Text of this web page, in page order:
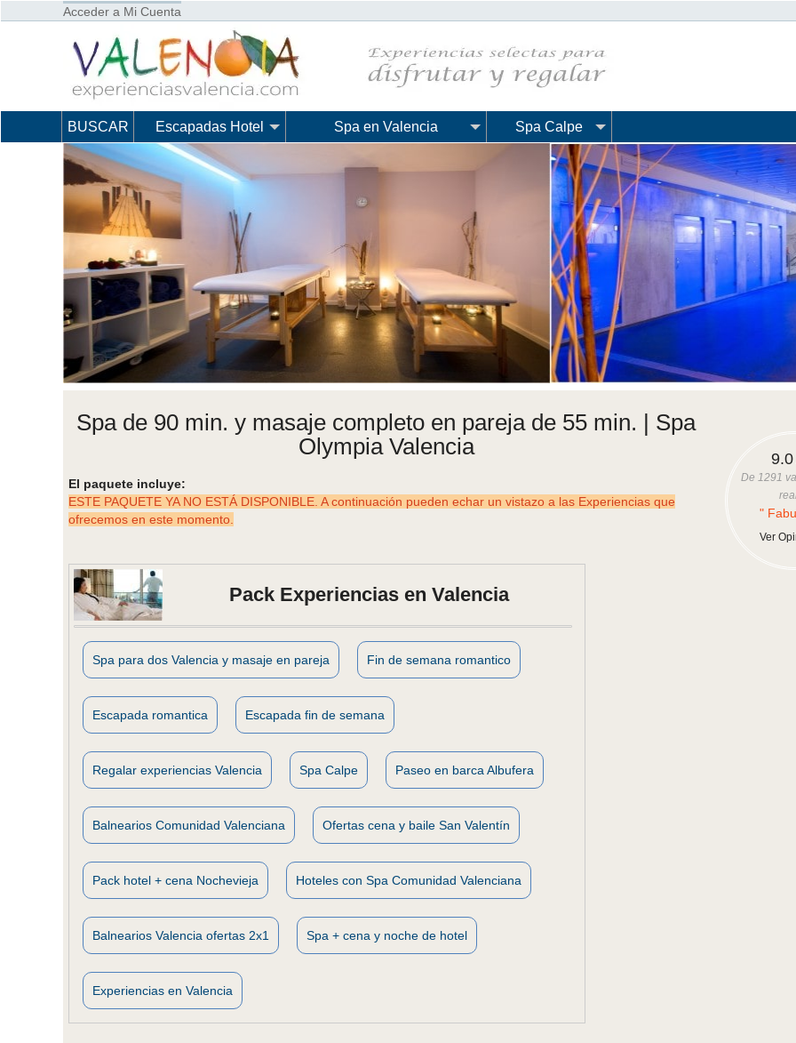
Acceder a Mi Cuenta
BUSCAR Escapadas Hotel Spa en Valencia Spa Calpe
Spa de 90 min. y masaje completo en pareja de 55 min. | Spa
Olympia Valencia
El paquete incluye:
ESTE PAQUETE YA NO ESTÁ DISPONIBLE. A continuación pueden echar un vistazo a las Experiencias que
ofrecemos en este momento.
Pack Experiencias en Valencia
Spa para dos Valencia y masaje en pareja Fin de semana romantico
Escapada romantica Escapada fin de semana
Regalar experiencias Valencia Spa Calpe Paseo en barca Albufera
Balnearios Comunidad Valenciana Ofertas cena y baile San Valentín
Pack hotel + cena Nochevieja Hoteles con Spa Comunidad Valenciana
Balnearios Valencia ofertas 2x1 Spa + cena y noche de hotel
Experiencias en Valencia
9.0
De 1291
"
Ver